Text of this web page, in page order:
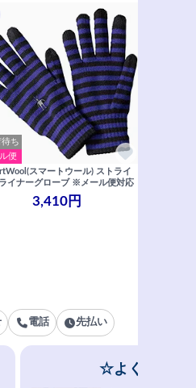
待ち
便
スマートウール) ストライ
イナーグローブ ※メール便対応
3,410円
電話 先払い
☆よくある質